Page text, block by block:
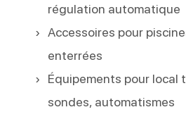
régulation automatique
Accessoires pour
enterrées
Équipements pour local
sondes, automatismes